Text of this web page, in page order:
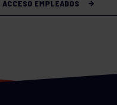
ACCESO EMPLEADOS